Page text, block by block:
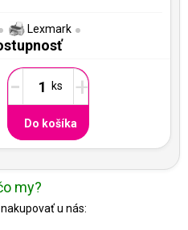
Lexmark
- +
Do košíka
my?
u nás: